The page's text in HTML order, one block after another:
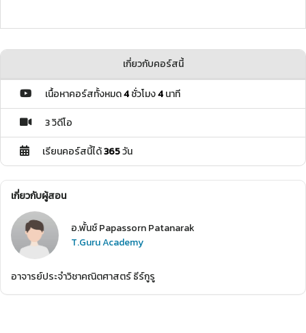
เกี่ยวกับคอร์สนี้
เนื้อหาคอร์สทั้งหมด4ชั่วโมง4นาที
3 วิดีโอ
เรียนคอร์สนี้ได้365วัน
เกี่ยวกับผู้สอน
อ.พั้นช์ Papassorn Patanarak
T.Guru Academy
อาจารย์ประจำวิชาคณิตศาสตร์ ธีร์กูรู